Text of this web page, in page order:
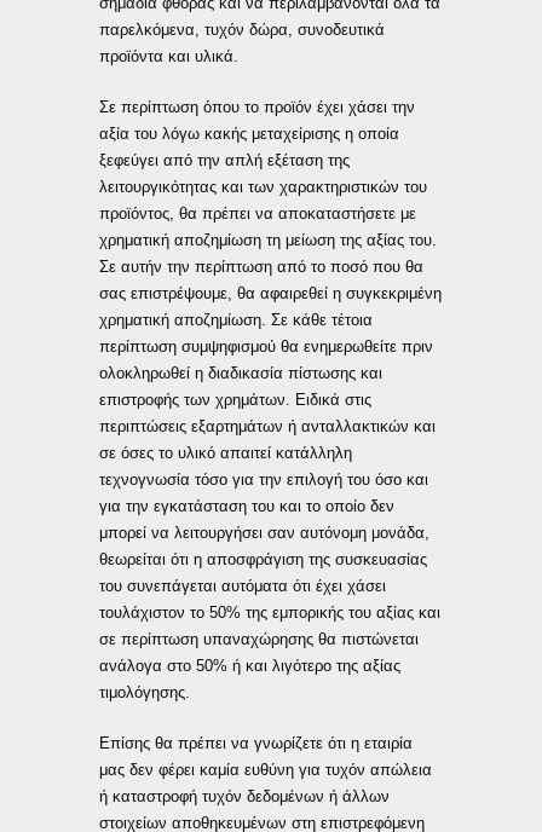
παρελκόμενα, τυχόν δώρα, συνοδευτικά
προϊόντα και υλικά.
Σε περίπτωση όπου το προϊόν έχει χάσει την
αξία του λόγω κακής μεταχείρισης η οποία
ξεφεύγει από την απλή εξέταση της
λειτουργικότητας και των χαρακτηριστικών του
προϊόντος, θα πρέπει να αποκαταστήσετε με
χρηματική αποζημίωση τη μείωση της αξίας του.
Σε αυτήν την περίπτωση από το ποσό που θα
σας επιστρέψουμε, θα αφαιρεθεί η συγκεκριμένη
χρηματική αποζημίωση. Σε κάθε τέτοια
περίπτωση συμψηφισμού θα ενημερωθείτε πριν
ολοκληρωθεί η διαδικασία πίστωσης και
επιστροφής των χρημάτων. Ειδικά στις
περιπτώσεις εξαρτημάτων ή ανταλλακτικών και
σε όσες το υλικό απαιτεί κατάλληλη
τεχνογνωσία τόσο για την επιλογή του όσο και
για την εγκατάσταση του και το οποίο δεν
μπορεί να λειτουργήσει σαν αυτόνομη μονάδα,
θεωρείται ότι η αποσφράγιση της συσκευασίας
του συνεπάγεται αυτόματα ότι έχει χάσει
τουλάχιστον το 50% της εμπορικής του αξίας και
σε περίπτωση υπαναχώρησης θα πιστώνεται
ανάλογα στο 50% ή και λιγότερο της αξίας
τιμολόγησης.
Επίσης θα πρέπει να γνωρίζετε ότι η εταιρία
μας δεν φέρει καμία ευθύνη για τυχόν απώλεια
ή καταστροφή τυχόν δεδομένων ή άλλων
στοιχείων αποθηκευμένων στη επιστρεφόμενη